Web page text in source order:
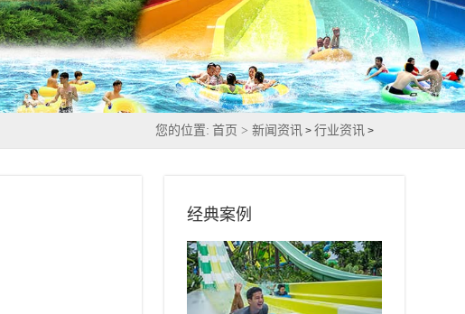
您的位置: 首页 >新闻资讯 >行业资讯 >
经典案例